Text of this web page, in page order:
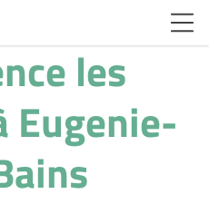
les
Eugenie-